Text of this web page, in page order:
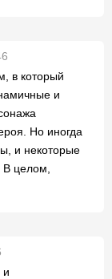
в который
и
Но иногда
и некоторые
целом,
и